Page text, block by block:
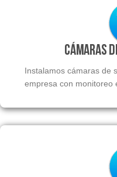
Cámaras
Instalamos cámaras de
empresa con monitoreo